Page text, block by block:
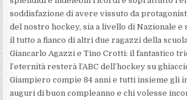
soddisfazione di avere vissuto da
del nostro hockey, sia a livello di Nazionale e
il tutto a fianco di altri due ragazzi della
Giancarlo Agazzi e Tino Crotti: il fantastico
l’eternità resterà l’ABC dell’hockey su
Giampiero compie 84 anni e tutti insieme gli
auguri di buon compleanno e chi volesse